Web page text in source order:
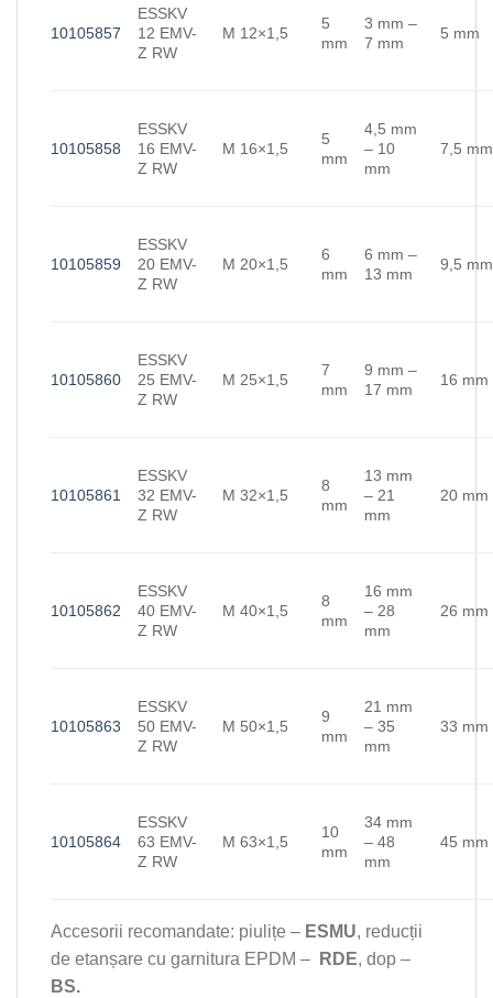
10105857
ESSKV
12 EMV-
Z RW
M 12×1,5
5
mm
3 mm –
7 mm
5 mm
10105858
ESSKV
16 EMV-
Z RW
M 16×1,5
5
mm
4,5 mm
– 10
mm
7,5 mm
10105859
ESSKV
20 EMV-
Z RW
M 20×1,5
6
mm
6 mm –
13 mm
9,5 mm
10105860
ESSKV
25 EMV-
Z RW
M 25×1,5
7
mm
9 mm –
17 mm
16 mm
10105861
ESSKV
32 EMV-
Z RW
M 32×1,5
8
mm
13 mm
– 21
mm
20 mm
10105862
ESSKV
40 EMV-
Z RW
M 40×1,5
8
mm
16 mm
– 28
mm
26 mm
10105863
ESSKV
50 EMV-
Z RW
M 50×1,5
9
mm
21 mm
– 35
mm
33 mm
10105864
ESSKV
63 EMV-
Z RW
M 63×1,5
10
mm
34 mm
– 48
mm
45 mm
Accesorii recomandate: piulițe – ESMU, reducții
de etanșare cu garnitura EPDM –
RDE, dop –
BS.